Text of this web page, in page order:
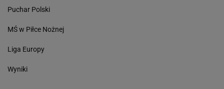
Puchar Polski
MŚ w Piłce Nożnej
Liga Europy
Wyniki